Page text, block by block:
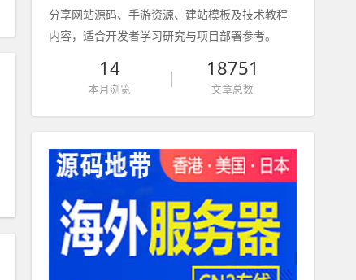
分享网站源码、手游资源、建站模板及技术教程
内容，适合开发者学习研究与项目部署参考。
14
本月浏览
18751
文章总数